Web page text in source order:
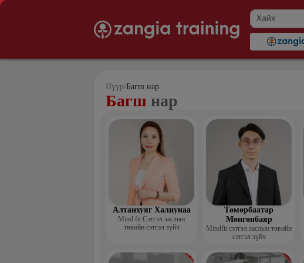
Нүүр/Багш нар
Багш нар
Алтанхуяг Халиунаа
Mind fit Сэтгэл заслын
төвийн сэтгэл зүйч
Төмөрбаатар
Мөнгөнбаяр
Mindfit сэтгэл заслын төвийн
сэтгэл зүйч